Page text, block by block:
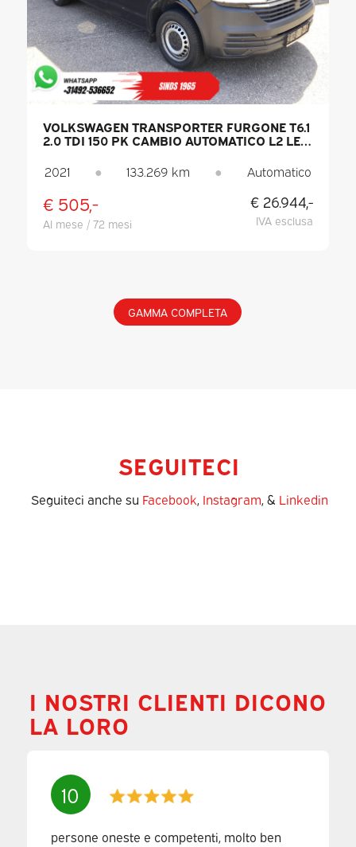
VOLKSWAGEN TRANSPORTER FURGONE T6.1
2.0 TDI 150 PK CAMBIO AUTOMATICO L2 LED
RISCALDATI / CARPLAY / PDC / CRUISE
CONTROL / ARIA CONDIZIONATA / GANCIO
2021 ● 133.269 km ● Automatico
€ 505,-
Al mese / 72 mesi
€ 26.944,-
IVA esclusa
GAMMA COMPLETA
SEGUITECI
Seguiteci anche su Facebook, Instagram, & Linkedin
I NOSTRI CLIENTI DICONO
LA LORO
10
persone oneste e competenti, molto ben